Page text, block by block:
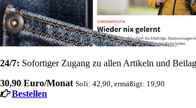
24/7: Sofortiger Zugang zu allen Artikeln und
30,90 Euro/Monat Soli: 42,90, ermäßigt: 19,90
Bestellen